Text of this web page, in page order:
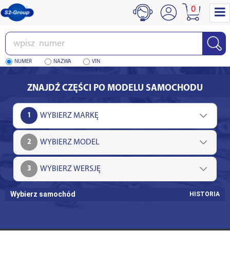
Wpisz
numer
NUMER NAZWA VIN
0
ZNAJDŹ CZĘŚCI PO MODELU SAMOCHODU
1
2
3
Wybierz samochód HISTORIA